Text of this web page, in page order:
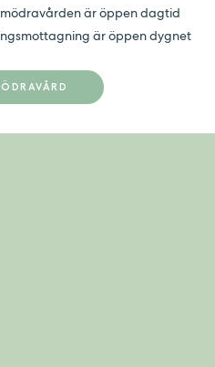
är öppen dagtid
är öppen dygnet